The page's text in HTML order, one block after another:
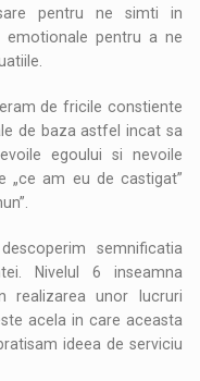
pentru ne simti in
emotionale pentru a ne
de fricile constiente
de baza astfel incat sa
egoului si nevoile
„ce am eu de castigat”
semnificatia
Nivelul 6 inseamna
realizarea unor lucruri
acela in care aceasta
ideea de serviciu